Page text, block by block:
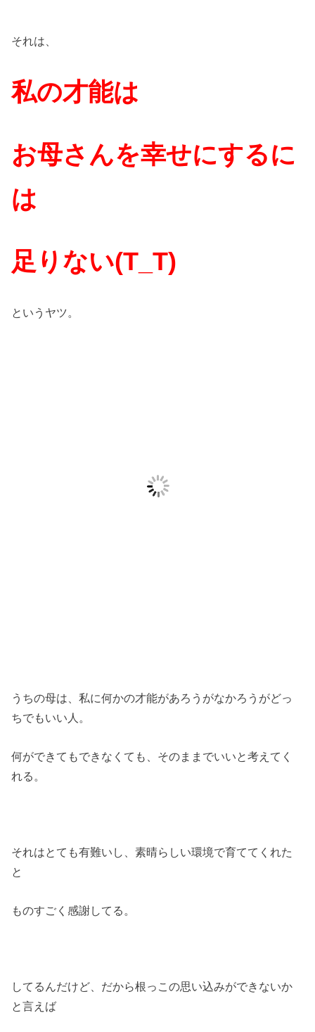
それは、
私の才能は
お母さんを幸せにするに
は
足りない(T_T)
というヤツ。
うちの母は、私に何かの才能があろうがなかろうがどっ
ちでもいい人。
何ができてもできなくても、そのままでいいと考えてく
れる。
それはとても有難いし、素晴らしい環境で育ててくれた
と
ものすごく感謝してる。
してるんだけど、だから根っこの思い込みができないか
と言えば